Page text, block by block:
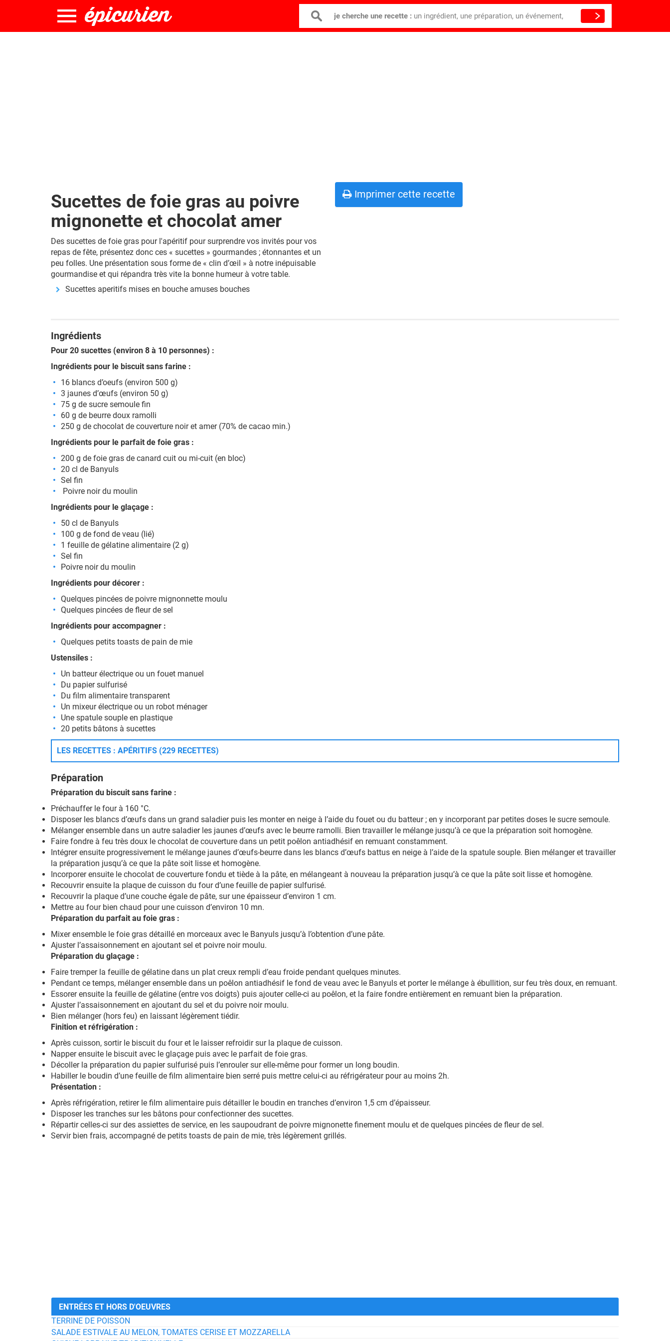
je cherche une recette : un ingrédient, une préparation, un événement,
Sucettes de foie gras au poivre
mignonette et chocolat amer
Des sucettes de foie gras pour l'apéritif pour surprendre vos invités pour vos
repas de fête, présentez donc ces « sucettes » gourmandes ; étonnantes et un
peu folles. Une présentation sous forme de « clin d’œil » à notre inépuisable
gourmandise et qui répandra très vite la bonne humeur à votre table.
Sucettes aperitifs mises en bouche amuses bouches
Imprimer cette recette
Ingrédients
Pour 20 sucettes (environ 8 à 10 personnes) :
Ingrédients pour le biscuit sans farine :
16 blancs d’oeufs (environ 500 g)
3 jaunes d’œufs (environ 50 g)
75 g de sucre semoule fin
60 g de beurre doux ramolli
250 g de chocolat de couverture noir et amer (70% de cacao min.)
Ingrédients pour le parfait de foie gras :
200 g de foie gras de canard cuit ou mi-cuit (en bloc)
20 cl de Banyuls
Sel fin
Poivre noir du moulin
Ingrédients pour le glaçage :
50 cl de Banyuls
100 g de fond de veau (lié)
1 feuille de gélatine alimentaire (2 g)
Sel fin
Poivre noir du moulin
Ingrédients pour décorer :
Quelques pincées de poivre mignonnette moulu
Quelques pincées de fleur de sel
Ingrédients pour accompagner :
Quelques petits toasts de pain de mie
Ustensiles :
Un batteur électrique ou un fouet manuel
Du papier sulfurisé
Du film alimentaire transparent
Un mixeur électrique ou un robot ménager
Une spatule souple en plastique
20 petits bâtons à sucettes
LES RECETTES : APÉRITIFS (229 RECETTES)
Préparation
Préparation du biscuit sans farine :
Préchauffer le four à 160 °C.
Disposer les blancs d’œufs dans un grand saladier puis les monter en neige à l’aide du fouet ou du batteur ; en y incorporant par petites doses le sucre semoule.
Mélanger ensemble dans un autre saladier les jaunes d’œufs avec le beurre ramolli. Bien travailler le mélange jusqu’à ce que la préparation soit homogène.
Faire fondre à feu très doux le chocolat de couverture dans un petit poêlon antiadhésif en remuant constamment.
Intégrer ensuite progressivement le mélange jaunes d’œufs-beurre dans les blancs d’œufs battus en neige à l’aide de la spatule souple. Bien mélanger et travailler
la préparation jusqu’à ce que la pâte soit lisse et homogène.
Incorporer ensuite le chocolat de couverture fondu et tiède à la pâte, en mélangeant à nouveau la préparation jusqu’à ce que la pâte soit lisse et homogène.
Recouvrir ensuite la plaque de cuisson du four d’une feuille de papier sulfurisé.
Recouvrir la plaque d’une couche égale de pâte, sur une épaisseur d’environ 1 cm.
Mettre au four bien chaud pour une cuisson d’environ 10 mn.
Préparation du parfait au foie gras :
Mixer ensemble le foie gras détaillé en morceaux avec le Banyuls jusqu’à l’obtention d’une pâte.
Ajuster l’assaisonnement en ajoutant sel et poivre noir moulu.
Préparation du glaçage :
Faire tremper la feuille de gélatine dans un plat creux rempli d’eau froide pendant quelques minutes.
Pendant ce temps, mélanger ensemble dans un poêlon antiadhésif le fond de veau avec le Banyuls et porter le mélange à ébullition, sur feu très doux, en remuant.
Essorer ensuite la feuille de gélatine (entre vos doigts) puis ajouter celle-ci au poêlon, et la faire fondre entièrement en remuant bien la préparation.
Ajuster l’assaisonnement en ajoutant du sel et du poivre noir moulu.
Bien mélanger (hors feu) en laissant légèrement tiédir.
Finition et réfrigération :
Après cuisson, sortir le biscuit du four et le laisser refroidir sur la plaque de cuisson.
Napper ensuite le biscuit avec le glaçage puis avec le parfait de foie gras.
Décoller la préparation du papier sulfurisé puis l’enrouler sur elle-même pour former un long boudin.
Habiller le boudin d’une feuille de film alimentaire bien serré puis mettre celui-ci au réfrigérateur pour au moins 2h.
Présentation :
Après réfrigération, retirer le film alimentaire puis détailler le boudin en tranches d’environ 1,5 cm d’épaisseur.
Disposer les tranches sur les bâtons pour confectionner des sucettes.
Répartir celles-ci sur des assiettes de service, en les saupoudrant de poivre mignonette finement moulu et de quelques pincées de fleur de sel.
Servir bien frais, accompagné de petits toasts de pain de mie, très légèrement grillés.
ENTRÉES ET HORS D'OEUVRES
TERRINE DE POISSON
SALADE ESTIVALE AU MELON, TOMATES CERISE ET MOZZARELLA